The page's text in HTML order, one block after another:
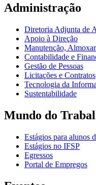
Administração
Diretoria Adjunta de
Apoio à Direção
Manutenção,
Contabilidade e
Gestão de Pessoas
Licitações e Contratos
Tecnologia da
Sustentabilidade
Mundo do
Estágios para alunos
Estágios no IFSP
Egressos
Portal de Empregos